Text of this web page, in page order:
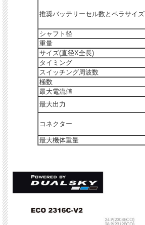
推奨バッテリーセル数とペラサイズ
シャフト径
重量
サイズ(直径X全長)
タイミング
スイッチング周波数
極数
最大電流値
最大出力
コネクター
最大機体重量